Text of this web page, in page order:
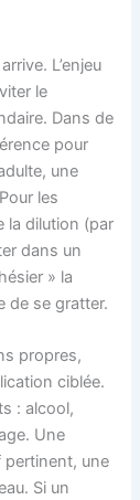
L’enjeu
le
Dans de
pour
une
les
la dilution (par
dans un
» la
de se gratter.
propres,
ciblée.
: alcool,
Une
pertinent, une
Si un